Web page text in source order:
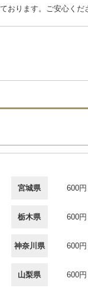
おります。ご安心くだ
宮城県 600円
栃木県 600円
神奈川県 600円
山梨県 600円